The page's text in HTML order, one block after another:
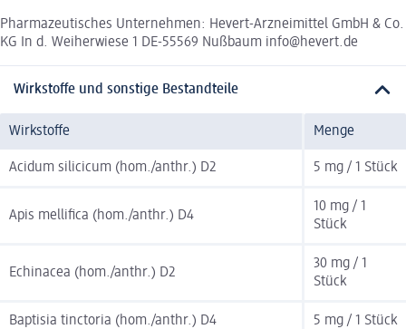
Pharmazeutisches Unternehmen: Hevert-Arzneimittel GmbH & Co.
KG In d. Weiherwiese 1 DE-55569 Nußbaum info@hevert.de
Wirkstoffe und sonstige Bestandteile
Wirkstoffe Menge
Acidum silicicum (hom./anthr.) D2 5 mg / 1 Stück
Apis mellifica (hom./anthr.) D4
10 mg / 1
Stück
Echinacea (hom./anthr.) D2
30 mg / 1
Stück
Baptisia tinctoria (hom./anthr.) D4 5 mg / 1 Stück